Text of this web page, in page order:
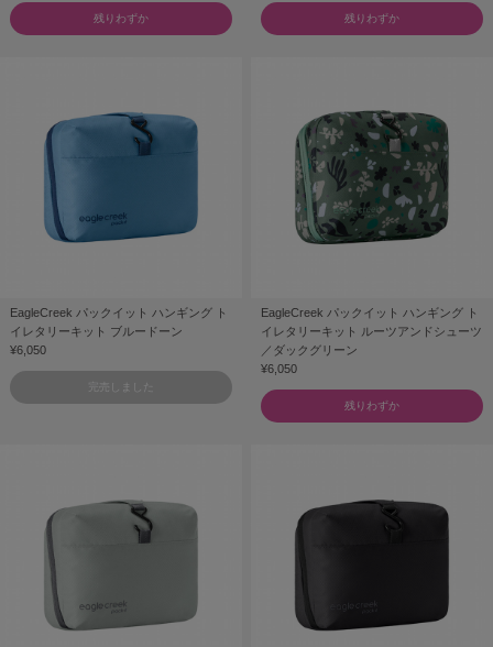
残りわずか 残りわずか
EagleCreek パックイット ハンギング ト
イレタリーキット ブルードーン
¥6,050
完売しました
EagleCreek パックイット ハンギング ト
イレタリーキット ルーツアンドシューツ
／ダックグリーン
¥6,050
残りわずか